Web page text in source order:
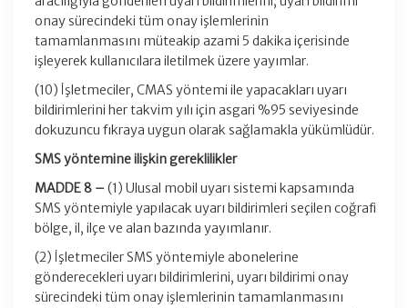
onay sürecindeki tüm onay işlemlerinin
tamamlanmasını müteakip azami 5 dakika içerisinde
işleyerek kullanıcılara iletilmek üzere yayımlar.
(10) İşletmeciler, CMAS yöntemi ile yapacakları uyarı
bildirimlerini her takvim yılı için asgari %95 seviyesinde
dokuzuncu fıkraya uygun olarak sağlamakla yükümlüdür.
SMS yöntemine ilişkin gereklilikler
MADDE 8 – (1) Ulusal mobil uyarı sistemi kapsamında
SMS yöntemiyle yapılacak uyarı bildirimleri seçilen coğrafi
bölge, il, ilçe ve alan bazında yayımlanır.
(2) İşletmeciler SMS yöntemiyle abonelerine
gönderecekleri uyarı bildirimlerini, uyarı bildirimi onay
sürecindeki tüm onay işlemlerinin tamamlanmasını